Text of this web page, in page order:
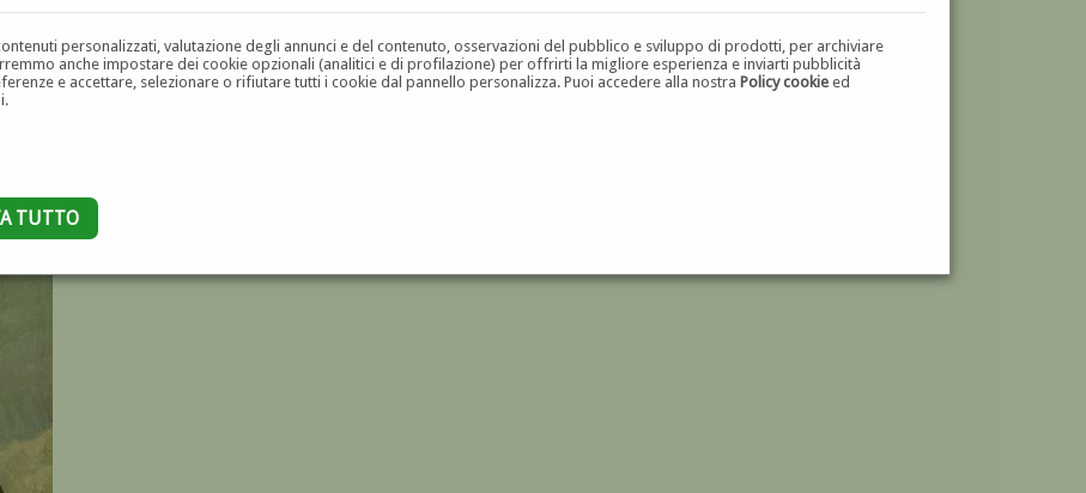
personalizzati, valutazione degli annunci e del contenuto, osservazioni del pubblico e sviluppo di prodotti, per archiviare
anche impostare dei cookie opzionali (analitici e di profilazione) per offrirti la migliore esperienza e inviarti pubblicità
e accettare, selezionare o rifiutare tutti i cookie dal pannello personalizza. Puoi accedere alla nostraPolicy cookie ed
TUTTO
F G H I J K L M N O P Q R S T U V W X Y Z